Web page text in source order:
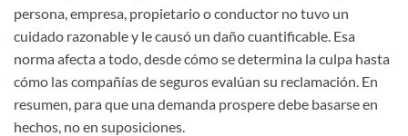
persona, empresa, propietario o conductor no tuvo un
cuidado razonable y le causó un daño cuantificable. Esa
norma afecta a todo, desde cómo se determina la culpa hasta
cómo las compañías de seguros evalúan su reclamación. En
resumen, para que una demanda prospere debe basarse en
hechos, no en suposiciones.